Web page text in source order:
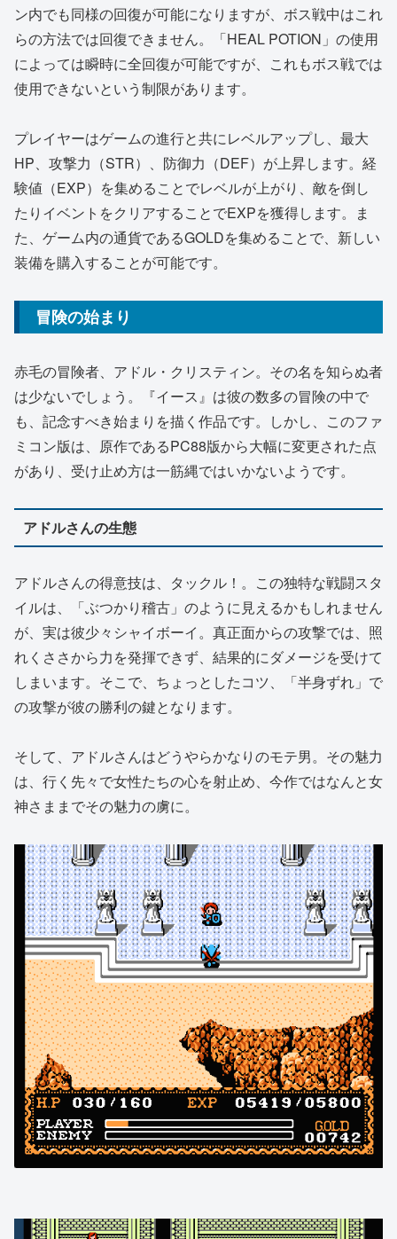
ン内でも同様の回復が可能になりますが、ボス戦中はこれ
らの方法では回復できません。「HEAL POTION」の使用
によっては瞬時に全回復が可能ですが、これもボス戦では
使用できないという制限があります。
プレイヤーはゲームの進行と共にレベルアップし、最大
HP、攻撃力（STR）、防御力（DEF）が上昇します。経
験値（EXP）を集めることでレベルが上がり、敵を倒し
たりイベントをクリアすることでEXPを獲得します。ま
た、ゲーム内の通貨であるGOLDを集めることで、新しい
装備を購入することが可能です。
冒険の始まり
赤毛の冒険者、アドル・クリスティン。その名を知らぬ者
は少ないでしょう。『イース』は彼の数多の冒険の中で
も、記念すべき始まりを描く作品です。しかし、このファ
ミコン版は、原作であるPC88版から大幅に変更された点
があり、受け止め方は一筋縄ではいかないようです。
アドルさんの生態
アドルさんの得意技は、タックル！。この独特な戦闘スタ
イルは、「ぶつかり稽古」のように見えるかもしれません
が、実は彼少々シャイボーイ。真正面からの攻撃では、照
れくささから力を発揮できず、結果的にダメージを受けて
しまいます。そこで、ちょっとしたコツ、「半身ずれ」で
の攻撃が彼の勝利の鍵となります。
そして、アドルさんはどうやらかなりのモテ男。その魅力
は、行く先々で女性たちの心を射止め、今作ではなんと女
神さままでその魅力の虜に。